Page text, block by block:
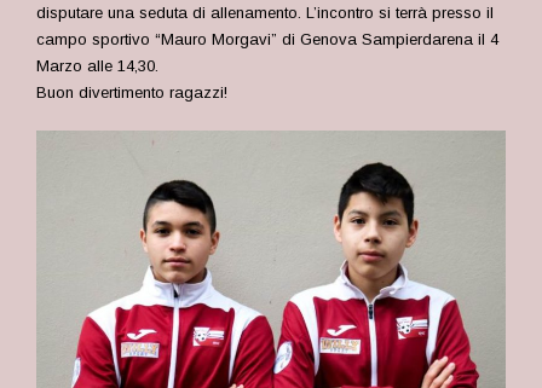
disputare una seduta di allenamento. L’incontro si terrà presso il
campo sportivo “Mauro Morgavi” di Genova Sampierdarena il 4
Marzo alle 14,30.
Buon divertimento ragazzi!